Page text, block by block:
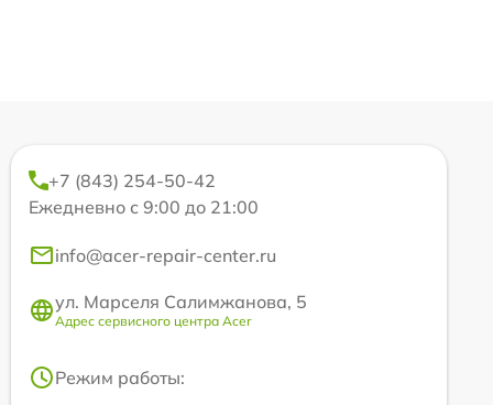
+7 (843) 254-50-42
Ежедневно с 9:00 до 21:00
info@acer-repair-center.ru
ул. Марселя Салимжанова, 5
Адрес сервисного центра Acer
Режим работы: